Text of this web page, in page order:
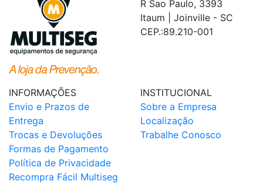
R Sao Paulo, 3393
Itaum | Joinville - SC
CEP.:89.210-001
INFORMAÇÕES
Envio e Prazos de
Entrega
Trocas e Devoluções
Formas de Pagamento
Política de Privacidade
Recompra Fácil Multiseg
INSTITUCIONAL
Sobre a Empresa
Localização
Trabalhe Conosco